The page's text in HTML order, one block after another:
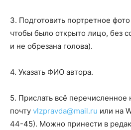
3. Подготовить портретное
чтобы было открыто лицо, без
и не обрезана голова).
4. Указать ФИО автора.
5. Прислать всё
почту vlzpravda@mail.ru или на
44-45). Можно принести в